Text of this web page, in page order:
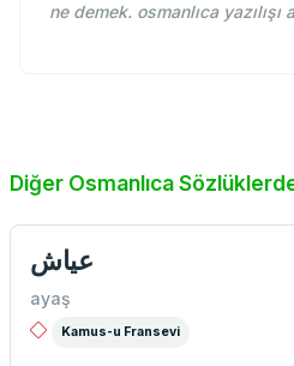
ne demek. osmanlıca yazılışı
Diğer Osmanlıca
عياش
ayaş
Kamus-u Fransevi